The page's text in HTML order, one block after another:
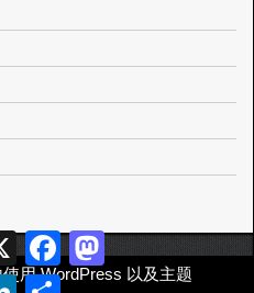
用 WordPress 以及主题
X FacebookMastodon
LinkedIn
分